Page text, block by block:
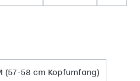
(57-58 cm Kopfumfang)